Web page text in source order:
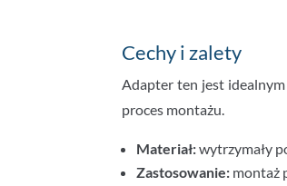
Cechy i zalety
Adapter ten jest idealnym
proces montażu.
Materiał:wytrzymały
Zastosowanie: montaż